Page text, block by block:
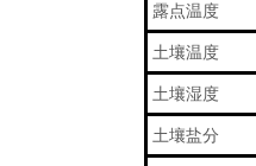
露点温度
土壤温度
土壤湿度
土壤盐分